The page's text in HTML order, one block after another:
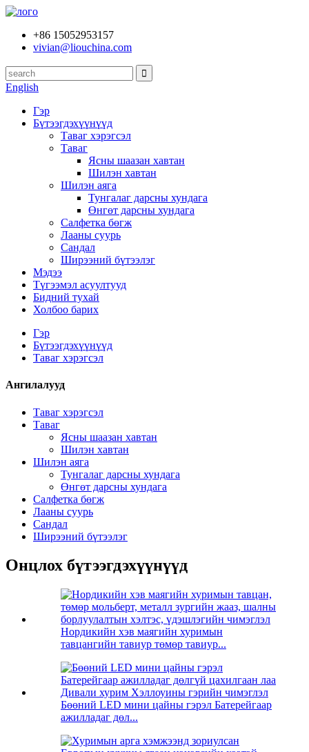
+86 15052953157
vivian@liouchina.com
English
Гэр
Бүтээгдэхүүнүүд
Таваг хэрэгсэл
Таваг
Ясны шаазан хавтан
Шилэн хавтан
Шилэн аяга
Тунгалаг дарсны хундага
Өнгөт дарсны хундага
Салфетка бөгж
Лааны суурь
Сандал
Ширээний бүтээлэг
Мэдээ
Түгээмэл асуултууд
Бидний тухай
Холбоо барих
Гэр
Бүтээгдэхүүнүүд
Таваг хэрэгсэл
Ангилалууд
Таваг хэрэгсэл
Таваг
Ясны шаазан хавтан
Шилэн хавтан
Шилэн аяга
Тунгалаг дарсны хундага
Өнгөт дарсны хундага
Салфетка бөгж
Лааны суурь
Сандал
Ширээний бүтээлэг
Онцлох бүтээгдэхүүнүүд
Нордикийн хэв маягийн хуримын
тавцангийн тавиур төмөр тавиур...
Бөөний LED мини цайны гэрэл Батерейгаар
ажилладаг дөл...